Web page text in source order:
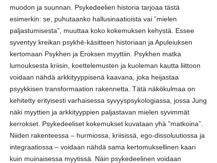
muodon ja suunnan. Psykedeelien historia tarjoaa tästä
esimerkin: se, puhutaanko hallusinaatioista vai ”mielen
paljastumisesta”, muuttaa koko kokemuksen kehystä. Essee
syventyy kreikan psykhē-käsitteen historiaan ja Apuleiuksen
kertomaan Psykhen ja Eroksen myyttiin. Psykhen matka
lumouksesta kriisin, koettelemusten ja kuoleman kautta liittoon
voidaan nähdä arkkityyppisenä kaavana, joka heijastaa
psyykkisen transformaation rakennetta. Tätä näkökulmaa on
kehitetty erityisesti varhaisessa syvyyspsykologiassa, jossa Jung
näki myyttien ja arkkityyppien paljastavan mielen syvimmät
kerrokset. Psykedeeliset kokemukset kuvataan yhä ”matkoina”.
Niiden rakenteessa – hurmiossa, kriisissä, ego-dissoluutiossa ja
integraatiossa – voidaan nähdä sama kertomuksellinen kaari
kuin muinaisessa myytissä. Näin psykedeelinen voidaan